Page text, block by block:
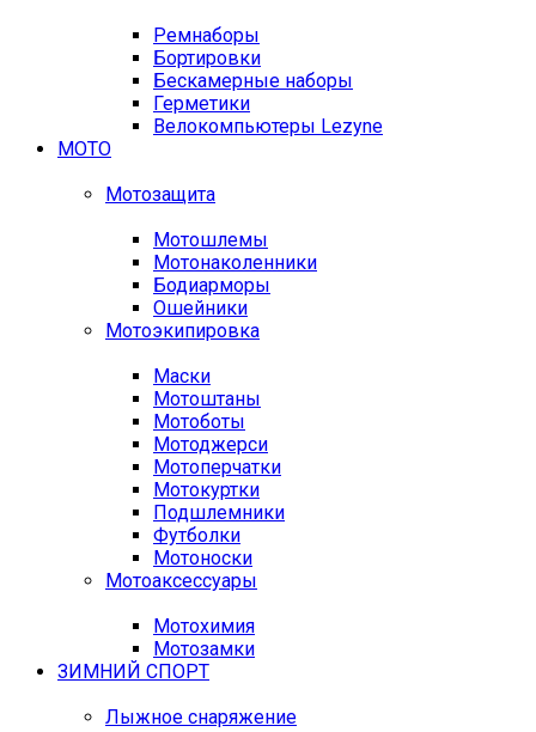
Ремнаборы
Бортировки
Бескамерные наборы
Герметики
Велокомпьютеры Lezyne
МОТО
Мотозащита
Мотошлемы
Мотонаколенники
Бодиарморы
Ошейники
Мотоэкипировка
Маски
Мотоштаны
Мотоботы
Мотоджерси
Мотоперчатки
Мотокуртки
Подшлемники
Футболки
Мотоноски
Мотоаксессуары
Мотохимия
Мотозамки
ЗИМНИЙ СПОРТ
Лыжное снаряжение